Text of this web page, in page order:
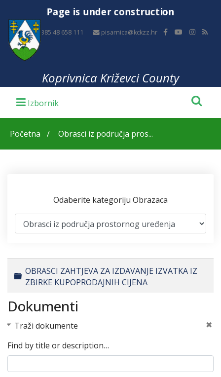
Page is under construction
+385 48 658 111 pisarnica@kckzz.hr
Koprivnica Križevci County
Početna Obrasci iz područja pros...
Odaberite kategoriju Obrazaca
Folder
OBRASCI ZAHTJEVA ZA IZDAVANJE IZVATKA IZ
ZBIRKE KUPOPRODAJNIH CIJENA
Dokumenti
Traži dokumente
Find by title or description…